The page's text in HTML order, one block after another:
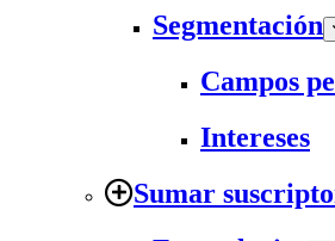
Segmentación
Campos
Intereses
Sumar